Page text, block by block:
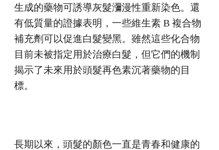
生成的藥物可誘導灰髮瀰漫性重新染色。還
有低質量的證據表明，一些維生素 B 複合物
補充劑可以促進白髮變黑。雖然這些化合物
目前未被指定用於治療白髮，但它們的機制
揭示了未來用於頭髮再色素沉著藥物的目
標。
長期以來，頭髮的顏色一直是青春和健康的